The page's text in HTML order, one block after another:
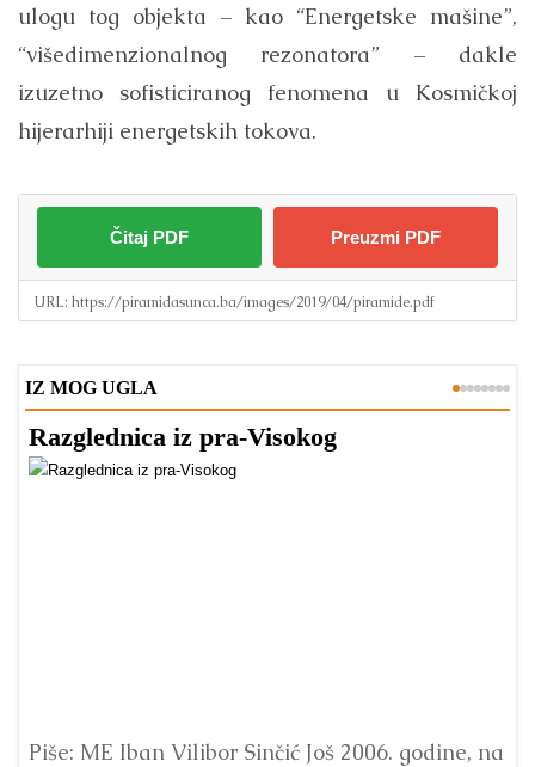
ulogu tog objekta – kao “Energetske mašine”,
“višedimenzionalnog rezonatora” – dakle
izuzetno sofisticiranog fenomena u Kosmičkoj
hijerarhiji energetskih tokova.
Čitaj PDF Preuzmi PDF
URL: https://piramidasunca.ba/images/2019/04/piramide.pdf
IZ MOG UGLA
Razglednica iz pra-Visokog
Piše: ME Iban Vilibor Sinčić Još 2006. godine, na